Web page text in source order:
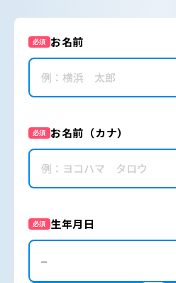
必須 お名前
必須 お名前（カナ）
必須 生年月日